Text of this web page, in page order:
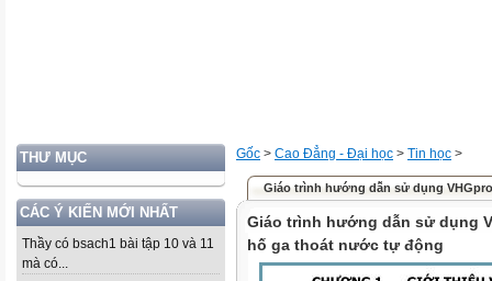
THƯ MỤC
CÁC Ý KIẾN MỚI NHẤT
Thầy có bsach1 bài tập 10 và 11
mà có...
Gốc > Cao Đẳng - Đại học > Tin học >
Giáo trình hướng dẫn sử dụng
Giáo trình hướng dẫn sử dụng
hố ga thoát nước tự động